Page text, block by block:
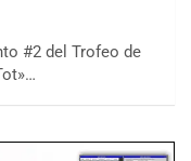
#2 del Trofeo de